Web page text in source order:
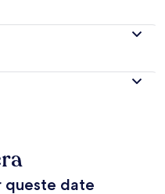
queste date